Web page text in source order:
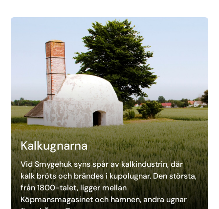
Kalkugnarna
Vid Smygehuk syns spår av kalkindustrin, där
kalk bröts och brändes i kupolugnar. Den största,
från 1800-talet, ligger mellan
Köpmansmagasinet och hamnen, andra ugnar